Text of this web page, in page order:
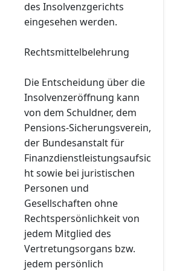
des Insolvenzgerichts
eingesehen werden.
Rechtsmittelbelehrung
Die Entscheidung über die
Insolvenzeröffnung kann
von dem Schuldner, dem
Pensions-Sicherungsverein,
der Bundesanstalt für
Finanzdienstleistungsaufsic
ht sowie bei juristischen
Personen und
Gesellschaften ohne
Rechtspersönlichkeit von
jedem Mitglied des
Vertretungsorgans bzw.
jedem persönlich